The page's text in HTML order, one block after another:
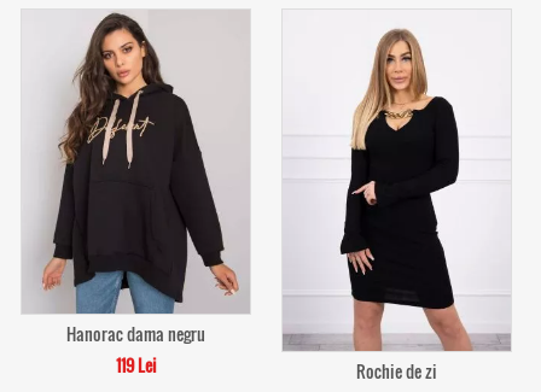
Hanorac dama negru
119 Lei
Rochie de zi